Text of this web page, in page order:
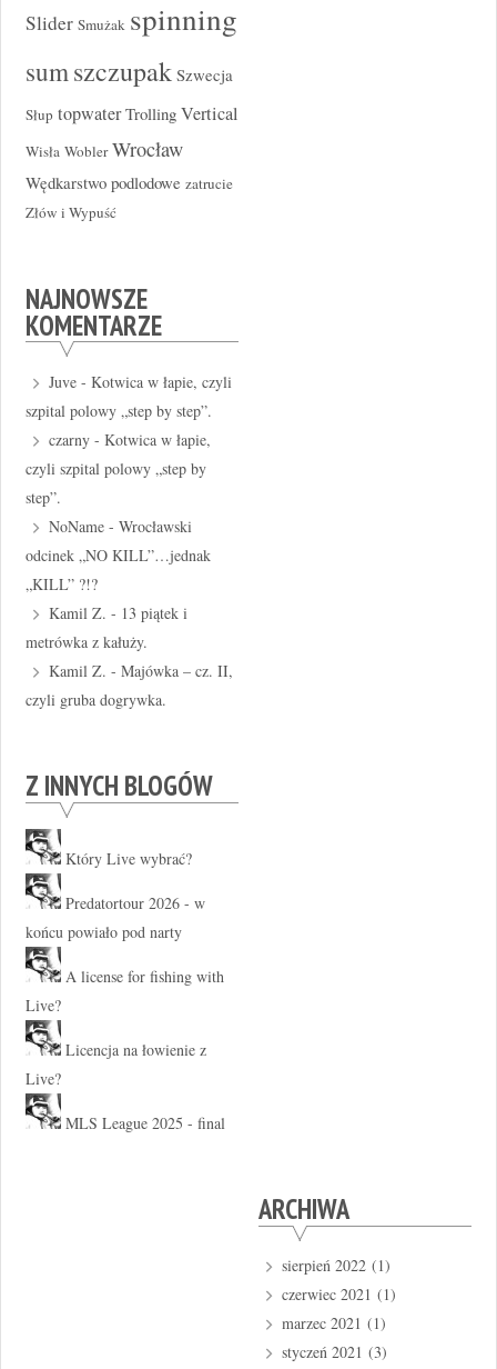
Slider Smużak spinning
sumszczupak Szwecja
Słup topwater Trolling Vertical
Wisła Wobler Wrocław
Wędkarstwo podlodowe zatrucie
Złów i Wypuść
NAJNOWSZE
KOMENTARZE
Juve -Kotwica w łapie, czyli
szpital polowy „step by step”.
czarny -Kotwica w łapie,
czyli szpital polowy „step by
step”.
NoName -Wrocławski
odcinek „NO KILL”…jednak
„KILL” ?!?
Kamil Z. - 13 piątek i
metrówka z kałuży.
Kamil Z. -Majówka – cz. II,
czyli gruba dogrywka.
Z INNYCH BLOGÓW
Który Live wybrać?
Predatortour 2026 - w
końcu powiało pod narty
A license for fishing with
Live?
Licencja na łowienie z
Live?
MLS League 2025 - final
ARCHIWA
sierpień 2022(1)
czerwiec 2021 (1)
marzec 2021 (1)
styczeń 2021 (3)